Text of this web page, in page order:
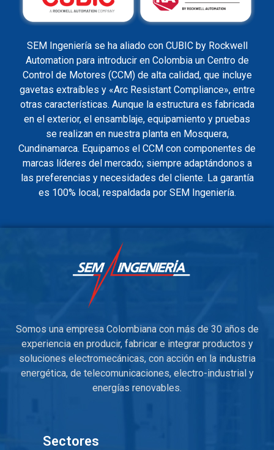
SEM Ingeniería se ha aliado con CUBIC by Rockwell
Automation para introducir en Colombia un Centro de
Control de Motores (CCM) de alta calidad, que incluye
gavetas extraíbles y «Arc Resistant Compliance», entre
otras características. Aunque la estructura es fabricada
en el exterior, el ensamblaje, equipamiento y pruebas
se realizan en nuestra planta en Mosquera,
Cundinamarca. Equipamos el CCM con componentes de
marcas líderes del mercado; siempre adaptándonos a
las preferencias y necesidades del cliente. La garantía
es 100% local, respaldada por SEM Ingeniería.
Somos una empresa Colombiana con más de 30 años de
experiencia en producir, fabricar e integrar productos y
soluciones electromecánicas, con acción en la industria
energética, de telecomunicaciones, electro-industrial y
energías renovables.
Sectores